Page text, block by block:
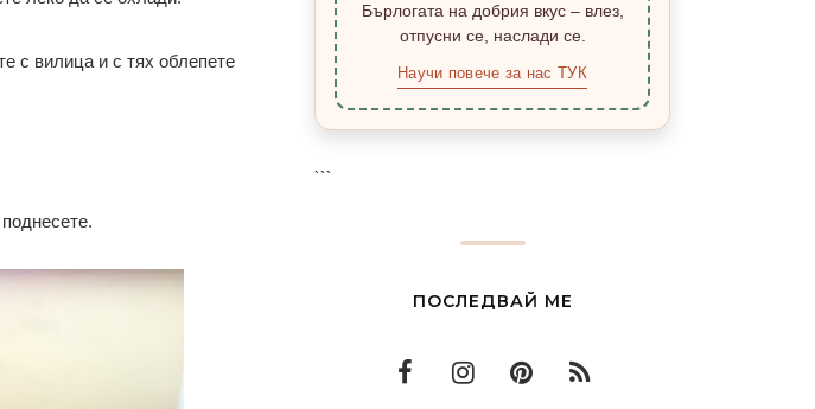
с вилица и с тях облепете
Бърлогата на добрия вкус – влез,
отпусни се, наслади се.
Научи повече за нас ТУК
```
ПОСЛЕДВАЙ МЕ